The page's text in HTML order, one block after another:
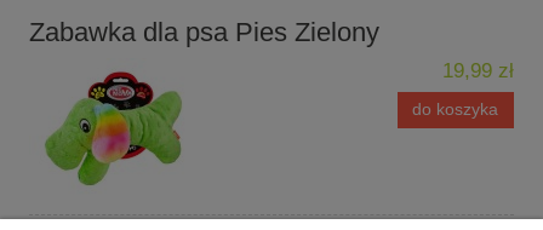
Zabawka dla psa Pies Zielony
19,99 zł
do koszyka